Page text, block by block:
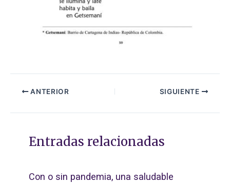
ANTERIOR SIGUIENTE
Entradas relacionadas
Con o sin pandemia, una saludable